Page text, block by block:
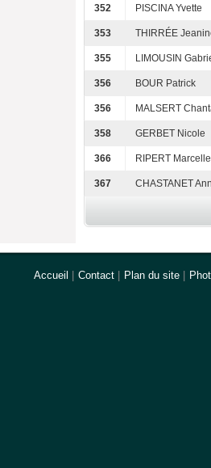
352 PISCINA Yvette
353 THIRRÉE
355 LIMOUSIN
356 BOUR Patrick
356 MALSERT
358 GERBET Nicole
366 RIPERT Marcelle
367 CHASTANET
Accueil Contact Plan du site